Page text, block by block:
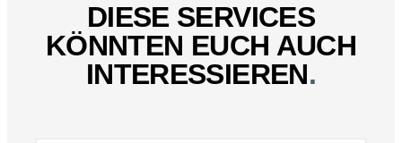
DIESE SERVICES
KÖNNTEN EUCH AUCH
INTERESSIEREN.